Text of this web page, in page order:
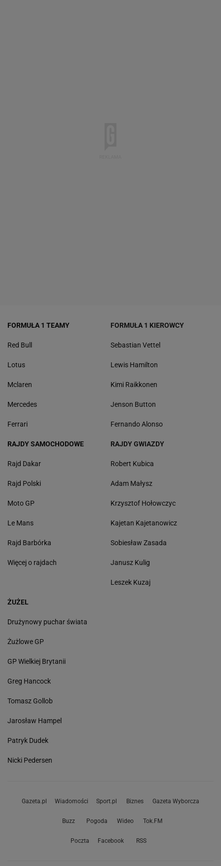
FORMUŁA 1 TEAMY
Red Bull
Lotus
Mclaren
Mercedes
Ferrari
FORMUŁA 1 KIEROWCY
Sebastian Vettel
Lewis Hamilton
Kimi Raikkonen
Jenson Button
Fernando Alonso
RAJDY SAMOCHODOWE
Rajd Dakar
Rajd Polski
Moto GP
Le Mans
Rajd Barbórka
Więcej o rajdach
RAJDY GWIAZDY
Robert Kubica
Adam Małysz
Krzysztof Hołowczyc
Kajetan Kajetanowicz
Sobiesław Zasada
Janusz Kulig
Leszek Kuzaj
ŻUŻEL
Drużynowy puchar świata
Żużlowe GP
GP Wielkiej Brytanii
Greg Hancock
Tomasz Gollob
Jarosław Hampel
Patryk Dudek
Nicki Pedersen
Gazeta.pl Wiadomości Sport.pl Biznes Gazeta Wyborcza
Buzz Pogoda Wideo Tok.FM
Poczta Facebook RSS